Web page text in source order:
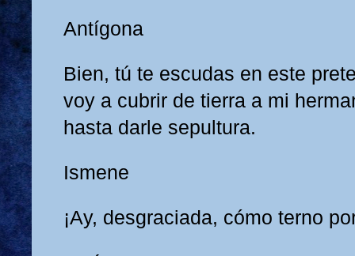
Antígona
Bien, tú te escudas en este
voy a cubrir de tierra a mi
hasta darle sepultura.
Ismene
¡Ay, desgraciada, cómo terno